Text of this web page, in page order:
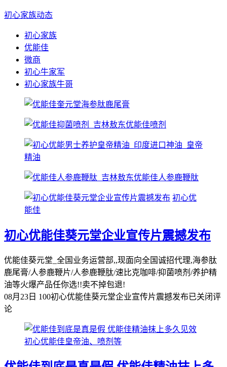
初心家族动态
初心家族
优能佳
微商
初心牛家军
初心家族牛哥
初心优
能佳
初心优能佳葵元堂企业宣传片震撼发布
优能佳葵元堂_全国业务运营部,,现面向全国诚招代理,海参肽
鹿尾膏/人参鹿鞭片/人参鹿鞭肽/速比克咖啡/抑菌喷剂/养护精
油等火爆产品任你选!!卖不掉包退!
08月23日 100初心优能佳葵元堂企业宣传片震撼发布已关闭评
论
初心优能佳皇帝油、喷剂等